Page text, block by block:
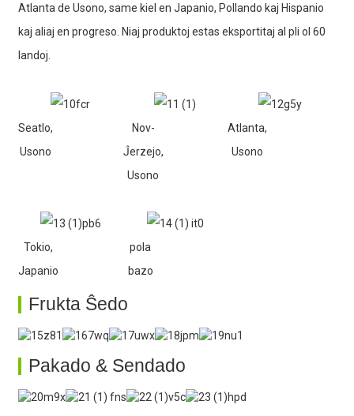
Atlanta de Usono, same kiel en Japanio, Pollando kaj Hispanio
kaj aliaj en progreso. Niaj produktoj estas eksportitaj al pli ol 60
landoj.
Seatlo,
Usono
Nov-
Ĵerzejo,
Usono
Atlanta,
Usono
Tokio,
Japanio
pola
bazo
Frukta Ŝedo
Pakado & Sendado